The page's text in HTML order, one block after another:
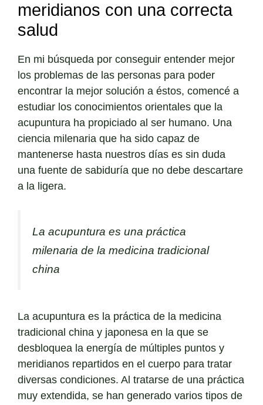
meridianos con una correcta
salud
En mi búsqueda por conseguir entender mejor
los problemas de las personas para poder
encontrar la mejor solución a éstos, comencé a
estudiar los conocimientos orientales que la
acupuntura ha propiciado al ser humano. Una
ciencia milenaria que ha sido capaz de
mantenerse hasta nuestros días es sin duda
una fuente de sabiduría que no debe descartare
a la ligera.
La acupuntura es una práctica
milenaria de la medicina tradicional
china
La acupuntura es la práctica de la medicina
tradicional china y japonesa en la que se
desbloquea la energía de múltiples puntos y
meridianos repartidos en el cuerpo para tratar
diversas condiciones. Al tratarse de una práctica
muy extendida, se han generado varios tipos de